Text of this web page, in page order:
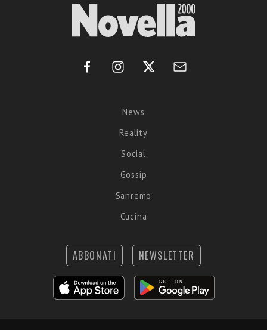
News
Reality
Social
Gossip
Sanremo
Cucina
ABBONATI NEWSLETTER